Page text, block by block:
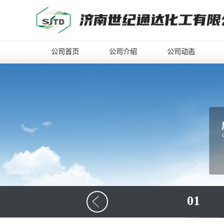
公司首页 公司介绍 公司动态
01